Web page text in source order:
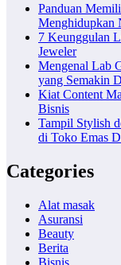
Panduan
Menghidupkan
7 Keunggulan
Jeweler
Mengenal Lab
yang Semakin
Kiat Content
Bisnis
Tampil Stylish
di Toko Emas
Categories
Alat masak
Asuransi
Beauty
Berita
Bisnis